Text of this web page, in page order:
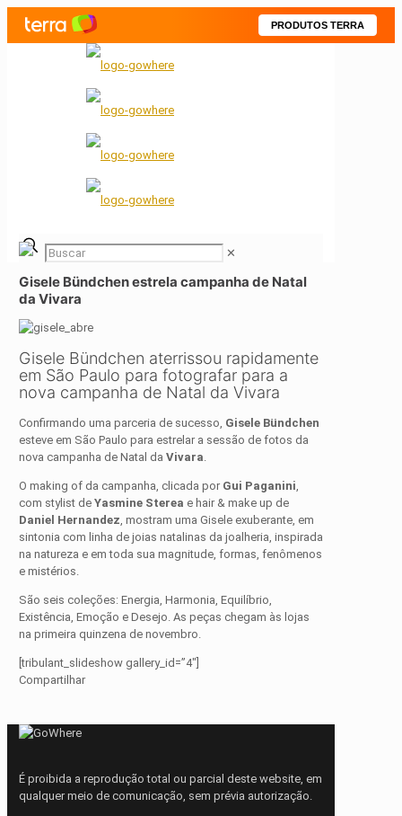
PRODUTOS TERRA
✕
Gisele Bündchen estrela campanha de Natal
da Vivara
Gisele Bündchen aterrissou rapidamente
em São Paulo para fotografar para a
nova campanha de Natal da Vivara
Confirmando uma parceria de sucesso, Gisele Bündchen
esteve em São Paulo para estrelar a sessão de fotos da
nova campanha de Natal da Vivara
O making of da campanha, clicada por Gui Paganini
com stylist de Yasmine Sterea e hair & make up de
Daniel Hernandez , mostram uma Gisele exuberante, em
sintonia com linha de joias natalinas da joalheria, inspirada
na natureza e em toda sua magnitude, formas, fenômenos
e mistérios.
São seis coleções: Energia, Harmonia, Equilíbrio,
Existência, Emoção e Desejo. As peças chegam às lojas
na primeira quinzena de novembro.
[tribulant_slideshow gallery_id=”4″]
Compartilhar
É proibida a reprodução total ou parcial deste website, em
qualquer meio de comunicação, sem prévia autorização.